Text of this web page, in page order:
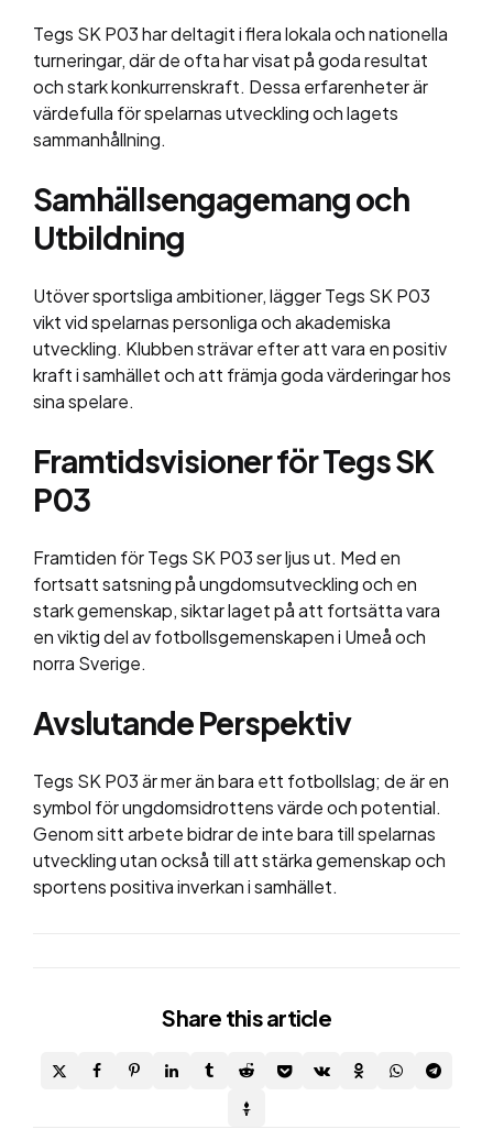
Tegs SK P03 har deltagit i flera lokala och nationella
turneringar, där de ofta har visat på goda resultat
och stark konkurrenskraft. Dessa erfarenheter är
värdefulla för spelarnas utveckling och lagets
sammanhållning.
Samhällsengagemang och
Utbildning
Utöver sportsliga ambitioner, lägger Tegs SK P03
vikt vid spelarnas personliga och akademiska
utveckling. Klubben strävar efter att vara en positiv
kraft i samhället och att främja goda värderingar hos
sina spelare.
Framtidsvisioner för Tegs SK
P03
Framtiden för Tegs SK P03 ser ljus ut. Med en
fortsatt satsning på ungdomsutveckling och en
stark gemenskap, siktar laget på att fortsätta vara
en viktig del av fotbollsgemenskapen i Umeå och
norra Sverige.
Avslutande Perspektiv
Tegs SK P03 är mer än bara ett fotbollslag; de är en
symbol för ungdomsidrottens värde och potential.
Genom sitt arbete bidrar de inte bara till spelarnas
utveckling utan också till att stärka gemenskap och
sportens positiva inverkan i samhället.
Share this article